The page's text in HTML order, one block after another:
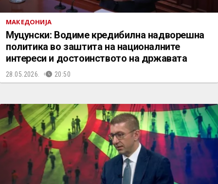
МАКЕДОНИЈА
Муцунски: Водиме кредибилна надворешна
политика во заштита на националните
интереси и достоинството на државата
28.05.2026. 20:50